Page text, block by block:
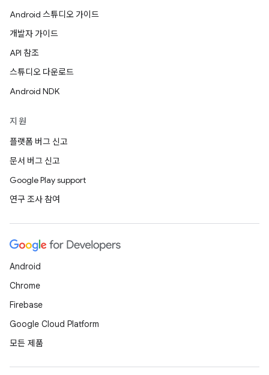
Android 스튜디오 가이드
개발자 가이드
API 참조
스튜디오 다운로드
Android NDK
지원
플랫폼 버그 신고
문서 버그 신고
Google Play support
연구 조사 참여
Android
Chrome
Firebase
Google Cloud Platform
모든 제품